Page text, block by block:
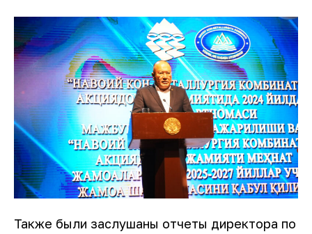
Также были заслушаны отчеты директора по